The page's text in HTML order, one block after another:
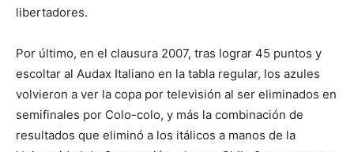
libertadores.
Por último, en el clausura 2007, tras lograr 45 puntos y
escoltar al Audax Italiano en la tabla regular, los azules
volvieron a ver la copa por televisión al ser eliminados en
semifinales por Colo-colo, y más la combinación de
resultados que eliminó a los itálicos a manos de la